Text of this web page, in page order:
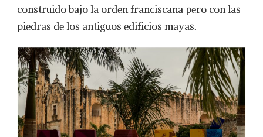
construido bajo la orden franciscana pero con las
piedras de los antiguos edificios mayas.